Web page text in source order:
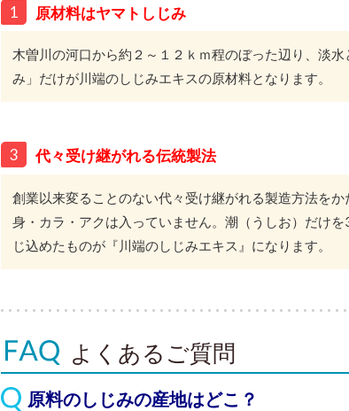
1 原材料はヤマトしじみ
木曽川の河口から約２～１２ｋｍ程のぼった辺り、淡
み」だけが川端のしじみエキスの原材料となります。
3 代々受け継がれる伝統製法
創業以来変ることのない代々受け継がれる製造方法を
身・カラ・アクは入っていません。潮（うしお）だけ
じ込めたものが『川端のしじみエキス』になります。
よくあるご質問
原料のしじみの産地はどこ？